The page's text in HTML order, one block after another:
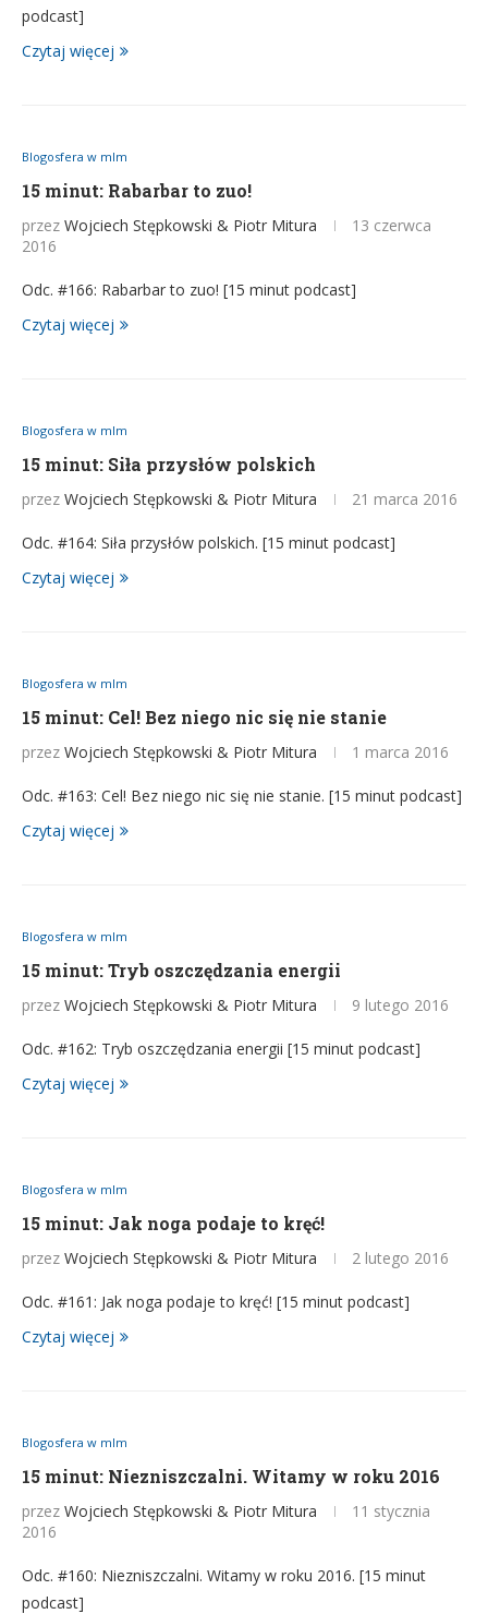
podcast]
Czytaj więcej
Blogosfera w mlm
15 minut: Rabarbar to zuo!
przez Wojciech Stępkowski & Piotr Mitura
13 czerwca
2016
Odc. #166: Rabarbar to zuo! [15 minut podcast]
Czytaj więcej
Blogosfera w mlm
15 minut: Siła przysłów polskich
przez Wojciech Stępkowski & Piotr Mitura 21 marca 2016
Odc. #164: Siła przysłów polskich. [15 minut podcast]
Czytaj więcej
Blogosfera w mlm
15 minut: Cel! Bez niego nic się nie stanie
przez Wojciech Stępkowski & Piotr Mitura 1 marca 2016
Odc. #163: Cel! Bez niego nic się nie stanie. [15 minut podcast]
Czytaj więcej
Blogosfera w mlm
15 minut: Tryb oszczędzania energii
przez Wojciech Stępkowski & Piotr Mitura 9 lutego 2016
Odc. #162: Tryb oszczędzania energii [15 minut podcast]
Czytaj więcej
Blogosfera w mlm
15 minut: Jak noga podaje to kręć!
przez Wojciech Stępkowski & Piotr Mitura 2 lutego 2016
Odc. #161: Jak noga podaje to kręć! [15 minut podcast]
Czytaj więcej
Blogosfera w mlm
15 minut: Niezniszczalni. Witamy w roku 2016
przez Wojciech Stępkowski & Piotr Mitura
11 stycznia
2016
Odc. #160: Niezniszczalni. Witamy w roku 2016. [15 minut
podcast]